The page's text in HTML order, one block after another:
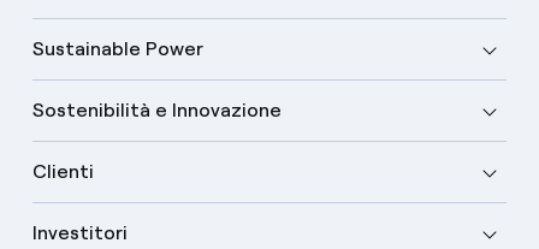
Sustainable Power
Sostenibilità e Innovazione
Clienti
Investitori